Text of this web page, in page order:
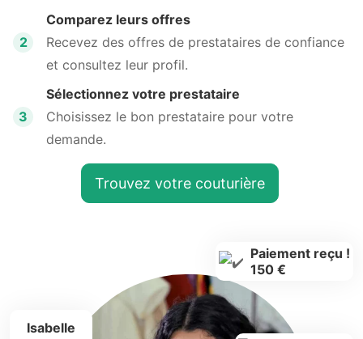
2
Comparez leurs offres
Recevez des offres de prestataires de confiance
et consultez leur profil.
3
Sélectionnez votre prestataire
Choisissez le bon prestataire pour votre
demande.
Trouvez votre couturière
Isabelle
Paiement reçu !
150 €